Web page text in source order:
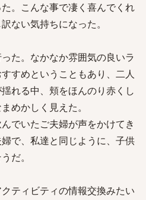
。こんな事で凄く喜んでくれ
ない気持ちになった。
た。なかなか雰囲気の良いラ
すめということもあり、二人
れる中、頬をほんのり赤くし
めかしく見えた。
でいたご夫婦が声をかけてき
で、私達と同じように、子供
だ。
ティビティの情報交換みたい